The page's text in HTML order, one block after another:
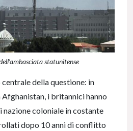
statunitense
della questione: in
Afghanistan, i britannici hanno
coloniale in costante
dopo 10 anni di conflitto